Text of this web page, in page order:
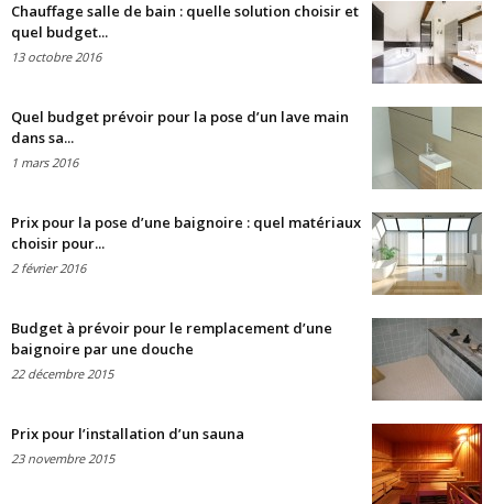
Chauffage salle de bain : quelle solution choisir et
quel budget...
13 octobre 2016
Quel budget prévoir pour la pose d’un lave main
dans sa...
1 mars 2016
Prix pour la pose d’une baignoire : quel matériaux
choisir pour...
2 février 2016
Budget à prévoir pour le remplacement d’une
baignoire par une douche
22 décembre 2015
Prix pour l’installation d’un sauna
23 novembre 2015